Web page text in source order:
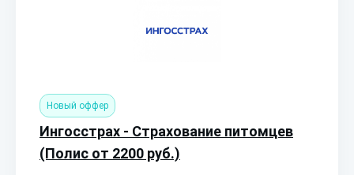
Новый оффер
Ингосстрах - Страхование питомцев
(Полис от 2200 руб.)